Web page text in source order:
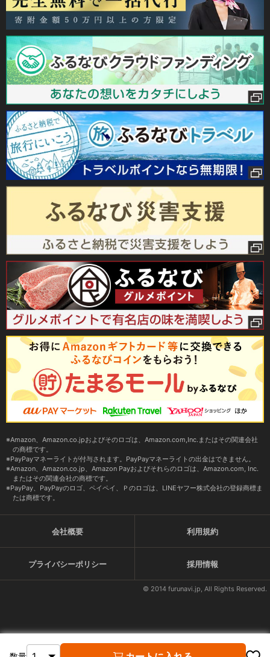
Amazon、Amazon.co.jpおよびそのロゴは、Amazon.com,Inc.またはその関連会社
の商標です。
PayPayマネーライトが付与されます。PayPayマネーライトの出金はできません。
Amazon、Amazon.co.jp、Amazon Payおよびそれらのロゴは、Amazon.com, Inc.
またはその関連会社の商標です。
PayPay、PayPayのロゴ、ペイペイ、Ｐのロゴは、LINEヤフー株式会社の登録商標ま
たは商標です。
会社概要 利用規約
プライバシーポリシー 採用情報
© 2014 furunavi.jp, All Rights Reserved.